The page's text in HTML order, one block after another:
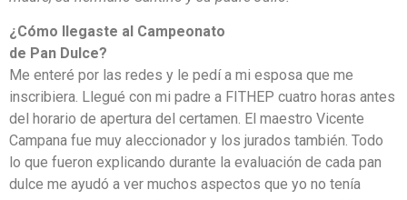
¿Cómo llegaste al Campeonato
de Pan Dulce?
Me enteré por las redes y le pedí a mi esposa que me
inscribiera. Llegué con mi padre a FITHEP cuatro horas antes
del horario de apertura del certamen. El maestro Vicente
Campana fue muy aleccionador y los jurados también. Todo
lo que fueron explicando durante la evaluación de cada pan
dulce me ayudó a ver muchos aspectos que yo no tenía